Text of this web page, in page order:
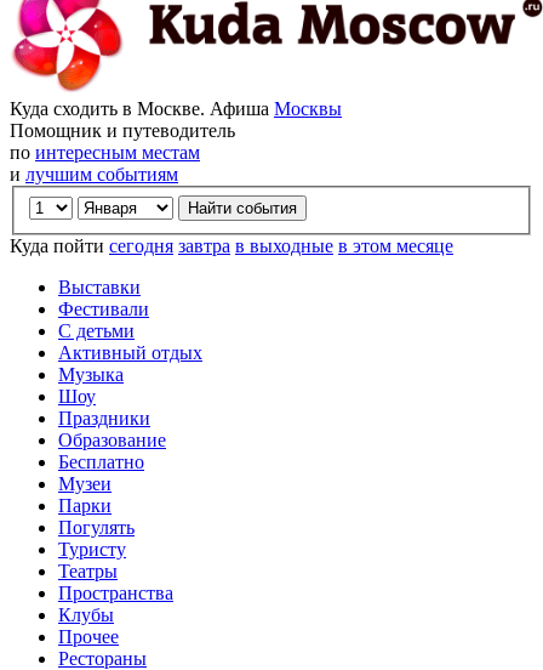
Куда сходить в Москве. Афиша Москвы
Помощник и путеводитель
по интересным местам
и лучшим событиям
Куда пойти сегодня завтра в выходные в этом месяце
Выставки
Фестивали
С детьми
Активный отдых
Музыка
Шоу
Праздники
Образование
Бесплатно
Музеи
Парки
Погулять
Туристу
Театры
Пространства
Клубы
Прочее
Рестораны